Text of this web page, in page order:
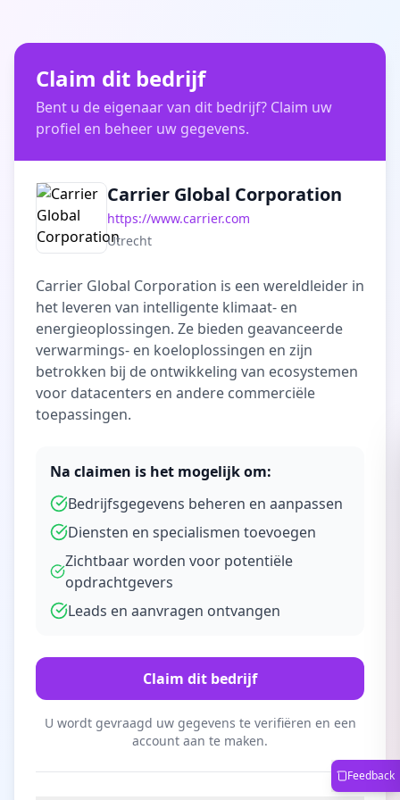
Claim dit bedrijf
Bent u de eigenaar van dit bedrijf? Claim uw
profiel en beheer uw gegevens.
Carrier Global Corporation
https://www.carrier.com
Utrecht
Carrier Global Corporation is een wereldleider in
het leveren van intelligente klimaat- en
energieoplossingen. Ze bieden geavanceerde
verwarmings- en koeloplossingen en zijn
betrokken bij de ontwikkeling van ecosystemen
voor datacenters en andere commerciële
toepassingen.
Na claimen is het mogelijk om:
Bedrijfsgegevens beheren en aanpassen
Diensten en specialismen toevoegen
Zichtbaar worden voor potentiële
opdrachtgevers
Leads en aanvragen ontvangen
Claim dit bedrijf
U wordt gevraagd uw gegevens te verifiëren en een
account aan te maken.
Feedback